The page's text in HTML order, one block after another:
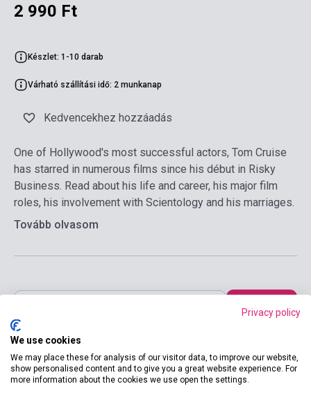
2 990 Ft
Készlet: 1-10 darab
Várható szállítási idő: 2 munkanap
Kedvencekhez hozzáadás
One of Hollywood's most successful actors, Tom Cruise
has starred in numerous films since his début in Risky
Business. Read about his life and career, his major film
roles, his involvement with Scientology and his marriages.
Tovább olvasom
Kosárba
Privacy policy
We use cookies
We may place these for analysis of our visitor data, to improve our website,
show personalised content and to give you a great website experience. For
more information about the cookies we use open the settings.